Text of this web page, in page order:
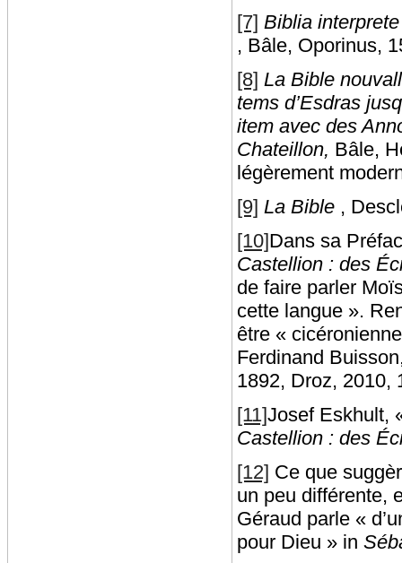
[7] Biblia
, Bâle, Oporinus,
[8] La Bible
tems d’Esdras
item avec des
Chateillon, Bâle,
légèrement
[9] La Bible ,
[10]Dans sa
Castellion : des
de faire parler
cette langue ».
être «
Ferdinand
1892, Droz, 2010,
[11]Josef Eskhult,
Castellion : des
[12] Ce que
un peu différente,
Géraud parle «
pour Dieu » in